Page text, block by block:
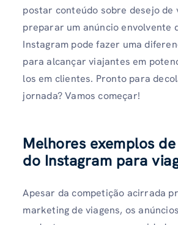
postar conteúdo sobre desejo de
preparar um anúncio envolvente
Instagram pode fazer uma
para alcançar viajantes em
los em clientes. Pronto para
jornada? Vamos começar!
Melhores exemplos
do Instagram para
Apesar da competição acirrada
marketing de viagens, os